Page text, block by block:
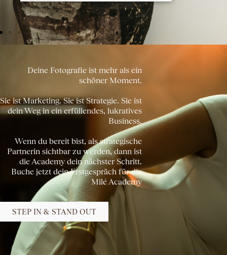
Deine Fotografie ist mehr als ein
schöner Moment.
Sie ist Marketing. Sie ist Strategie. Sie ist
dein Weg in ein erfüllendes, lukratives
Business.
Wenn du bereit bist, als strategische
Partnerin sichtbar zu werden, dann ist
die Academy dein nächster Schritt.
Buche jetzt dein Erstgespräch für die
Milé Academy
STEP IN & STAND OUT